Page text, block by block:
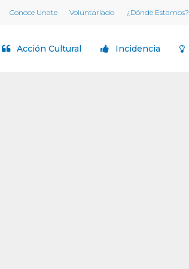
Conoce Unate Voluntariado ¿Dónde Estamos?
Acción Cultural Incidencia